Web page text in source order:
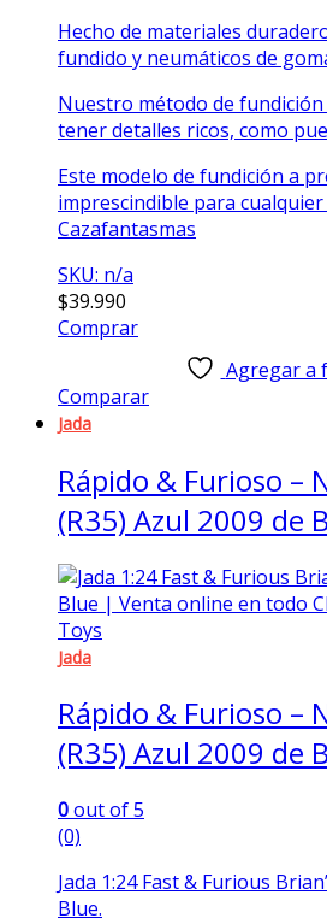
Hecho de materiales
fundido y neumáticos de
Nuestro método de
tener detalles ricos, como
Este modelo de fundición a
imprescindible para cualquier
Cazafantasmas
SKU: n/a
$39.990
Comprar
Agregar a
Comparar
Jada
Rápido & Furioso –
(R35) Azul 2009 de
Jada
Rápido & Furioso –
(R35) Azul 2009 de
0out of 5
(0)
Jada 1:24 Fast & Furious
Blue.